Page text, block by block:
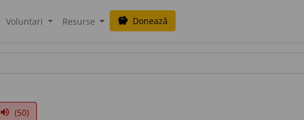
Voluntari Resurse savings Donează
volume_up (50)